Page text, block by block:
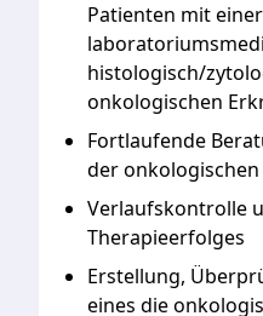
Patienten mit einer
histologisch/
onkologischen
Fortlaufende
der
Verlaufskontrolle
Therapieerfolges
Erstellung,
eines die